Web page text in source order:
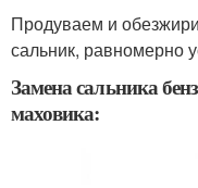
Продуваем и
сальник, равномерно
Замена сальника
маховика: